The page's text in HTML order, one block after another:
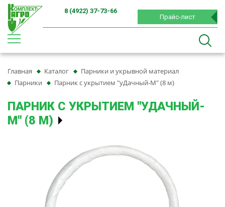
Прайс-лист
8 (4922) 37-73-66
Главная Каталог
Парники и укрывной материал
Парники
Парник с укрытием "уДачный-М" (8 м)
ПАРНИК С УКРЫТИЕМ "УДАЧНЫЙ-
М" (8 М)